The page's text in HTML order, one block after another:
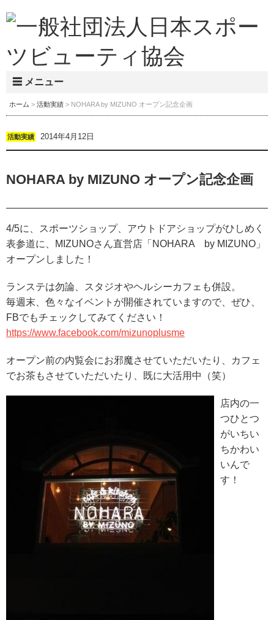
☰ メニュー
ホーム > 活動実績 > NOHARA by MIZUNO オープン記念企画
活動実績 2014年4月12日
NOHARA by MIZUNO オープン記念企画
4/5に、スポーツショップ、アウトドアショップがひしめく
表参道に、MIZUNOさん直営店「NOHARA by MIZUNO」
オープンしました！
ランステは勿論、スタジオやヘルシーカフェも併設。
毎週末、色々なイベントが開催されていますので、ぜひ、
FBでもチェックしてみてください！
https://www.facebook.com/mizunoplusme
オープン前の内覧会にお邪魔させていただいたり、カフェ
でお茶もさせていただいたり、既に大活用中（笑）
店内の一
つひとつ
がいちい
ちかわい
いんで
す！